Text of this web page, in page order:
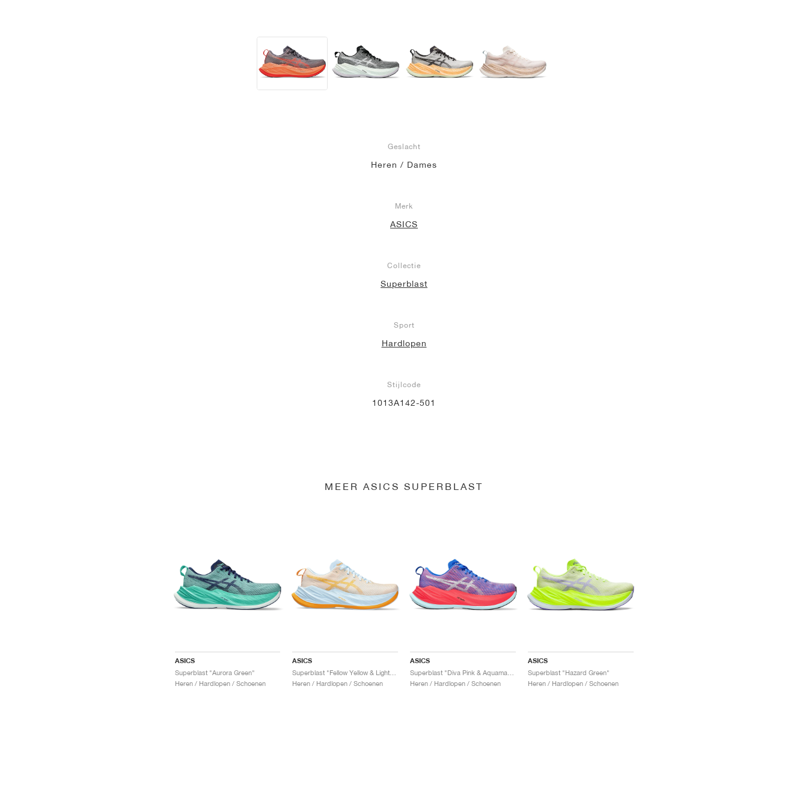
Geslacht
Heren / Dames
Merk
ASICS
Collectie
Superblast
Sport
Hardlopen
Stijlcode
1013A142-501
MEER ASICS SUPERBLAST
ASICS
Superblast "Aurora Green"
Heren / Hardlopen / Schoenen
ASICS
Heren / Hardlopen / Schoenen
ASICS
Heren / Hardlopen / Schoenen
ASICS
Superblast "Hazard Green"
Heren / Hardlopen / Schoenen